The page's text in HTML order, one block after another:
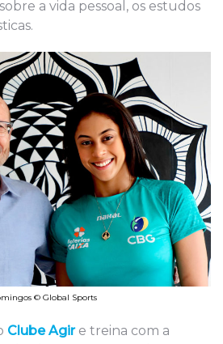
a vida pessoal, os estudos
© Global Sports
Clube Agire treina com a